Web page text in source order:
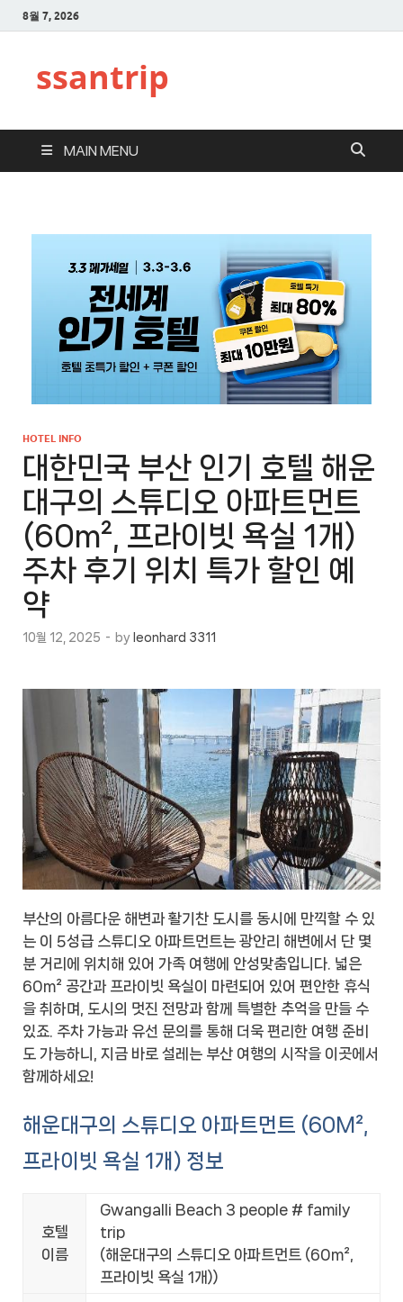
8월 7, 2026
ssantrip
MAIN MENU
HOTEL INFO
대한민국 부산 인기 호텔 해운
대구의 스튜디오 아파트먼트
(60m², 프라이빗 욕실 1개)
주차 후기 위치 특가 할인 예
약
10월 12, 2025 - by leonhard 3311
부산의 아름다운 해변과 활기찬 도시를 동시에 만끽할 수 있
는 이 5성급 스튜디오 아파트먼트는 광안리 해변에서 단 몇
분 거리에 위치해 있어 가족 여행에 안성맞춤입니다. 넓은
60m² 공간과 프라이빗 욕실이 마련되어 있어 편안한 휴식
을 취하며, 도시의 멋진 전망과 함께 특별한 추억을 만들 수
있죠. 주차 가능과 유선 문의를 통해 더욱 편리한 여행 준비
도 가능하니, 지금 바로 설레는 부산 여행의 시작을 이곳에서
함께하세요!
해운대구의 스튜디오 아파트먼트 (60M²,
프라이빗 욕실 1개) 정보
호텔
이름
Gwangalli Beach 3 people # family
trip
(해운대구의 스튜디오 아파트먼트 (60m²,
프라이빗 욕실 1개))